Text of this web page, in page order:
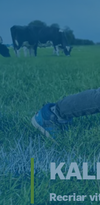
Recriar